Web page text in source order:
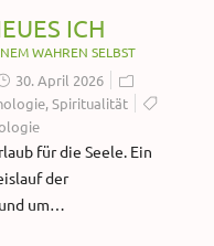
ICH
WAHREN SELBST
30. April 2026
,Spiritualität
für die Seele. Ein
der
um…